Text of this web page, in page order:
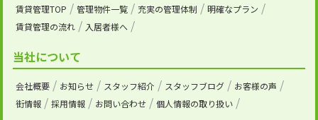
賃貸管理TOP 管理物件一覧 充実の管理体制
明確なプラン
賃貸管理の流れ
入居者様へ
当社について
会社概要 お知らせ スタッフ紹介 スタッフブログ
お客様の声
街情報
採用情報 お問い合わせ 個人情報の取り扱い